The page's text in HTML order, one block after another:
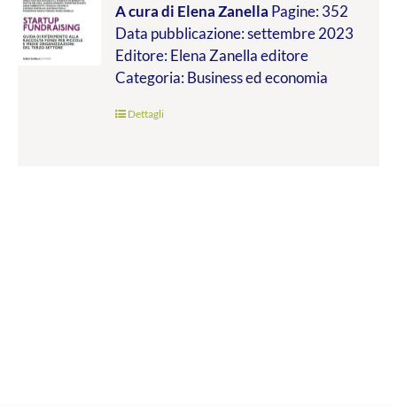
prezzo:
da
€24.99
a
A cura di Elena Zanella Pagine: 352
Data pubblicazione: settembre 2023
Editore: Elena Zanella editore
Categoria: Business ed economia
Dettagli